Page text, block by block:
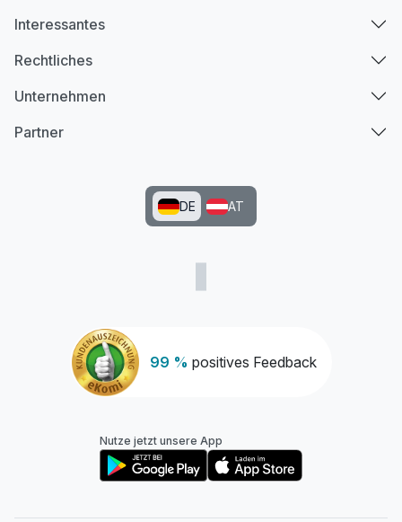
99 % positives Feedback
Interessantes
Rechtliches
Unternehmen
Partner
DE AT
Nutze jetzt unsere App